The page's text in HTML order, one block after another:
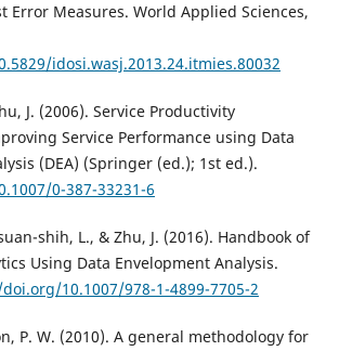
Error Measures. World Applied Sciences,
idosi.wasj.2013.24.itmies.80032
J. (2006). Service Productivity
Service Performance using Data
(DEA) (Springer (ed.); 1st ed.).
0-387-33231-6
shih, L., & Zhu, J. (2016). Handbook of
Using Data Envelopment Analysis.
10.1007/978-1-4899-7705-2
P. W. (2010). A general methodology for